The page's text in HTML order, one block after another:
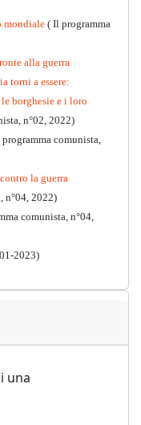
mondiale ( Il programma
alla guerra
torni a essere:
borghesie e i loro
n°02, 2022)
comunista,
la guerra
n°04, 2022)
comunista, n°04,
2023)